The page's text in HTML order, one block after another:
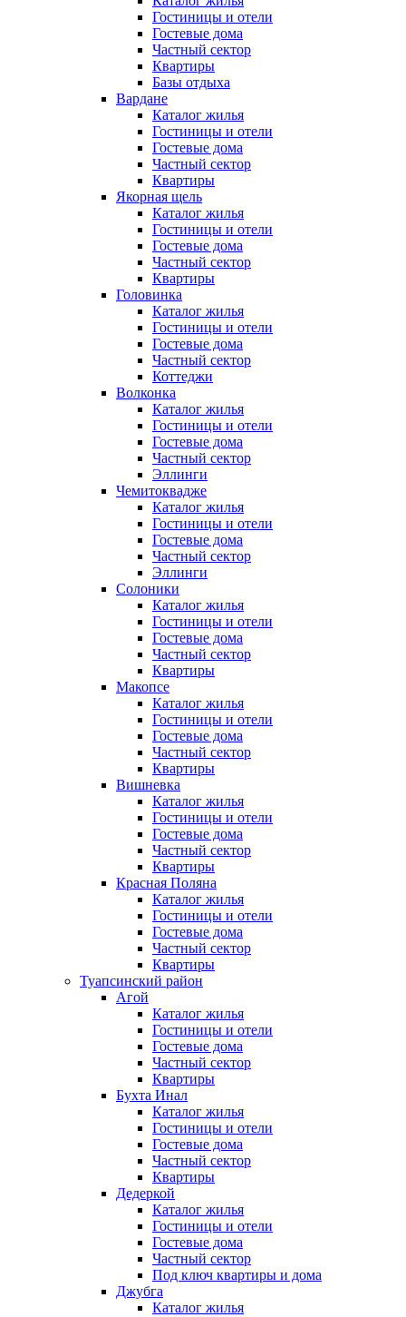
Гостиницы и отели
Гостевые дома
Частный сектор
Квартиры
Базы отдыха
Вардане
Каталог жилья
Гостиницы и отели
Гостевые дома
Частный сектор
Квартиры
Якорная щель
Каталог жилья
Гостиницы и отели
Гостевые дома
Частный сектор
Квартиры
Головинка
Каталог жилья
Гостиницы и отели
Гостевые дома
Частный сектор
Коттеджи
Волконка
Каталог жилья
Гостиницы и отели
Гостевые дома
Частный сектор
Эллинги
Чемитоквадже
Каталог жилья
Гостиницы и отели
Гостевые дома
Частный сектор
Эллинги
Солоники
Каталог жилья
Гостиницы и отели
Гостевые дома
Частный сектор
Квартиры
Макопсе
Каталог жилья
Гостиницы и отели
Гостевые дома
Частный сектор
Квартиры
Вишневка
Каталог жилья
Гостиницы и отели
Гостевые дома
Частный сектор
Квартиры
Красная Поляна
Каталог жилья
Гостиницы и отели
Гостевые дома
Частный сектор
Квартиры
Туапсинский район
Агой
Каталог жилья
Гостиницы и отели
Гостевые дома
Частный сектор
Квартиры
Бухта Инал
Каталог жилья
Гостиницы и отели
Гостевые дома
Частный сектор
Квартиры
Дедеркой
Каталог жилья
Гостиницы и отели
Гостевые дома
Частный сектор
Под ключ квартиры и дома
Джубга
Каталог жилья